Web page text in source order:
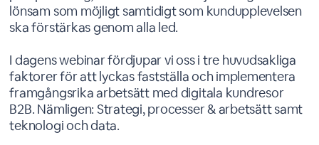
lönsam som möjligt samtidigt som kundupplevelsen
ska förstärkas genom alla led.
I dagens webinar fördjupar vi oss i tre huvudsakliga
faktorer för att lyckas fastställa och implementera
framgångsrika arbetsätt med digitala kundresor
B2B. Nämligen: Strategi, processer & arbetsätt samt
teknologi och data.